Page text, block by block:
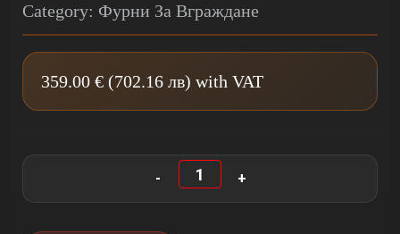
Category: Фурни За Вграждане
359.00 € (702.16 лв) with VAT